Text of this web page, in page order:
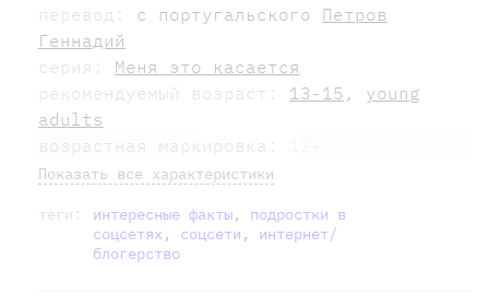
перевод: с португальского Петров
Геннадий
серия: Меня это касается
рекомендуемый возраст: 13-15 , young
adults
возрастная маркировка:
Показать все характеристики
теги: интересные факты, подростки в
соцсетях , соцсети , интернет/
блогерство